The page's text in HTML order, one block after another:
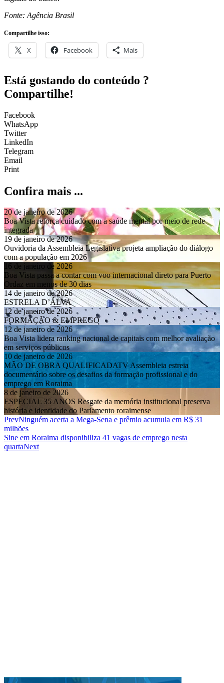
Fonte: Agência Brasil
Compartilhe isso:
X Facebook Mais
Está gostando do conteúdo ?
Compartilhe!
Facebook
WhatsApp
Twitter
LinkedIn
Telegram
Email
Print
Confira mais ...
20 de janeiro de 2026
Boa Vista reforça cuidado com a saúde mental por meio de rede
integrada
19 de janeiro de 2026
Ouvidoria da Assembleia Legislativa projeta ampliação do diálogo
com a população em 2026
16 de janeiro de 2026
Boa Vista passa a contar com voo internacional direto para Puerto
Ordaz em menos de 30 dias
14 de janeiro de 2026
ESTRELA D’ÁLVA
12 de janeiro de 2026
FORMAÇÃO & EMPREGO
12 de janeiro de 2026
Boa Vista lidera ranking nacional de capitais com melhor avaliação
em serviços públicos
10 de janeiro de 2026
MÃO DE OBRA QUALIFICADATV Assembleia estreia
documentário sobre os desafios da formação profissional e do
emprego em Roraima
8 de janeiro de 2026
ESPECIAL 35 ANOS Resgate da memória institucional preserva
história e identidade do Parlamento roraimense
PrevNinguém acerta a Mega-Sena e prêmio acumula em R$ 31
milhões
Sine em Roraima disponibiliza 41 vagas de emprego nesta
quartaNext